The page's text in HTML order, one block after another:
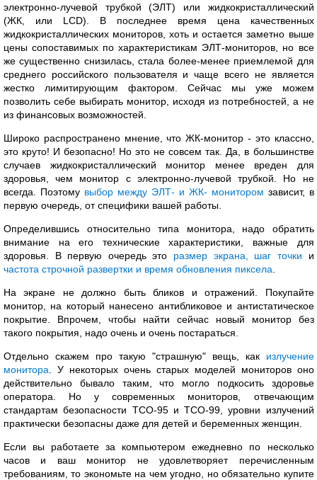
электронно-лучевой трубкой (ЭЛТ) или жидкокристаллический
(ЖК, или LCD). В последнее время цена качественных
жидкокристаллических мониторов, хоть и остается заметно выше
цены сопоставимых по характеристикам ЭЛТ-мониторов, но все
же существенно снизилась, стала более-менее приемлемой для
среднего российского пользователя и чаще всего не является
жестко лимитирующим фактором. Сейчас мы уже можем
позволить себе выбирать монитор, исходя из потребностей, а не
из финансовых возможностей.
Широко распространено мнение, что ЖК-монитор - это классно,
это круто! И безопасно! Но это не совсем так. Да, в большинстве
случаев жидкокристаллический монитор менее вреден для
здоровья, чем монитор с электронно-лучевой трубкой. Но не
всегда. Поэтому выбор между ЭЛТ- и ЖК- монитором зависит, в
первую очередь, от специфики вашей работы.
Определившись относительно типа монитора, надо обратить
внимание на его технические характеристики, важные для
здоровья. В первую очередь это размер экрана, шаг точки и
частота строчной развертки и время обновления пиксела
На экране не должно быть бликов и отражений. Покупайте
монитор, на который нанесено антибликовое и антистатическое
покрытие. Впрочем, чтобы найти сейчас новый монитор без
такого покрытия, надо очень и очень постараться.
Отдельно скажем про такую "страшную" вещь, как излучение
монитора . У некоторых очень старых моделей мониторов оно
действительно бывало таким, что могло подкосить здоровье
оператора. Но у современных мониторов, отвечающим
стандартам безопасности ТСО-95 и ТСО-99, уровни излучений
практически безопасны даже для детей и беременных женщин.
Если вы работаете за компьютером ежедневно по несколько
часов и ваш монитор не удовлетворяет перечисленным
требованиям, то экономьте на чем угодно, но обязательно купите